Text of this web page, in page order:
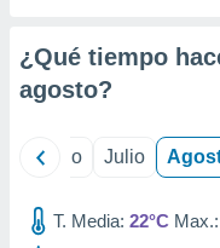
e
mediante
publicidad
publicidad
¿Qué tiempo
agosto?
Junio Julio
T. Media: 22°C Max.: